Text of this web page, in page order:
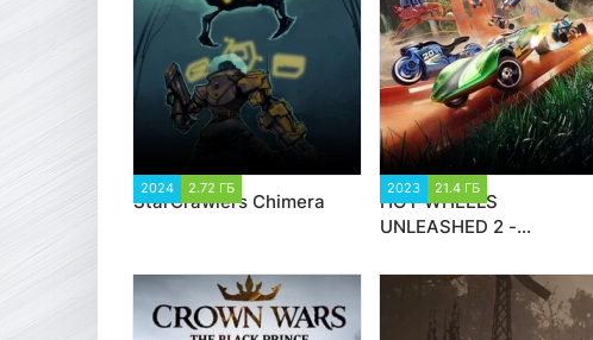
2024 2.72 ГБ
StarCrawlers Chimera
2023 21.4 ГБ
HOT WHEELS
UNLEASHED 2 -